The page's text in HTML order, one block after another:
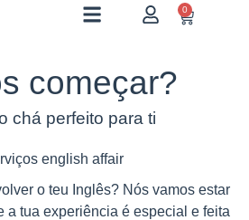
0
o teu Inglês? Nós vamos estar
a tua experiência é especial e feita
começar?
chá perfeito para ti